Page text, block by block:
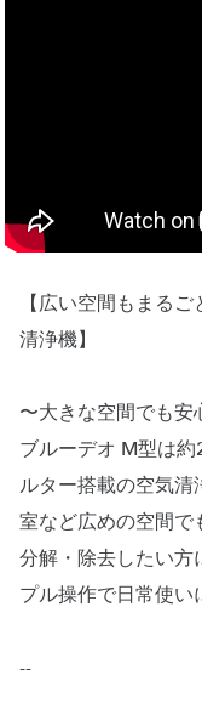
【広い空間もまる
清浄機】
〜大きな空間でも
ブルーデオ M型は
ルター搭載の空気清
室など広めの空間で
分解・除去したい方
プル操作で日常使い
--